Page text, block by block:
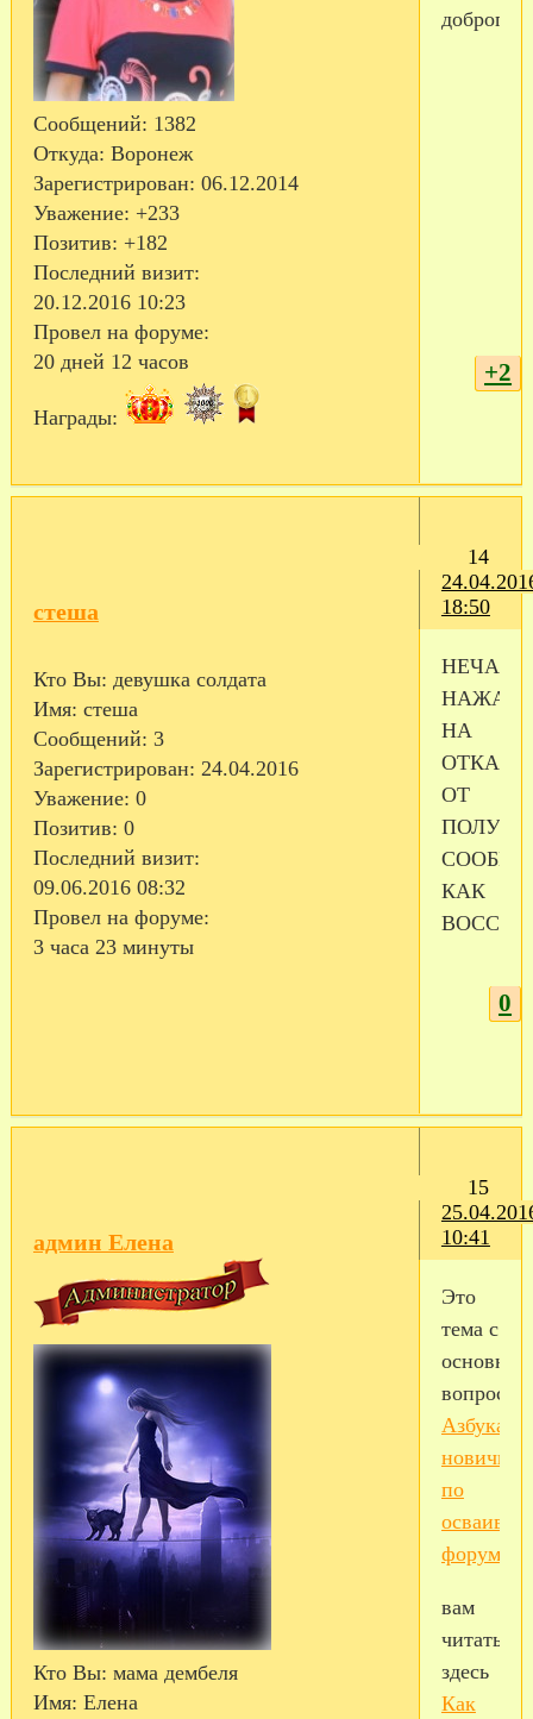
Сообщений: 1382
Откуда: Воронеж
Зарегистрирован: 06.12.2014
Уважение: +233
Позитив: +182
Последний визит:
20.12.2016 10:23
Провел на форуме:
20 дней 12 часов
Награды:
+2
14
18:50
стеша
Кто Вы: девушка солдата
Имя: стеша
Сообщений: 3
Зарегистрирован: 24.04.2016
Уважение: 0
Позитив: 0
Последний визит:
09.06.2016 08:32
Провел на форуме:
3 часа 23 минуты
НА
ОТКАЗ
ОТ
КАК
0
15
10:41
админ Елена
Кто Вы: мама дембеля
Имя: Елена
Это
тема с
Азбука
новичка
по
форума
вам
читать
здесь
Как